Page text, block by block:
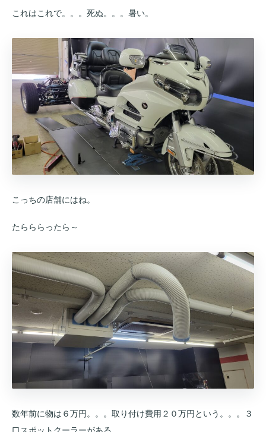
これはこれで。。。死ぬ。。。暑い。
こっちの店舗にはね。
たらららったら～
数年前に物は６万円。。。取り付け費用２０万円という。。。３